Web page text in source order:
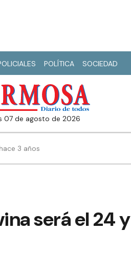
POLÍTICA SOCIEDAD
07 de agosto de 2026
3 años
será el 24